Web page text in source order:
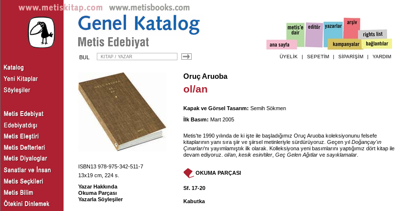
BUL ÜYELİK | SEPETİM | SİPARİŞİM | YARDIM
ISBN13 978-975-342-511-7
13x19 cm, 224 s.
Yazar Hakkında
Okuma Parçası
Yazarla Söyleşiler
Oruç Aruoba
ol/an
Kapak ve Görsel Tasarım: Semih Sökmen
İlk Basım: Mart 2005
Metis'te 1990 yılında de ki işte ile başladığımız Oruç Aruoba koleksiyonunu felsefe
kitaplarının yanı sıra şiir ve şiirsel metinleriyle sürdürüyoruz. Geçen yıl Doğançay'ın
Çınarları'nı yayımlamıştık ilk olarak. Kolleksiyona yeni basımlarını yaptığımız dört kitap ile
devam ediyoruz. ol/an kesik esin/tiler Geç Gelen Ağıtlar ve sayıklamalar
OKUMA PARÇASI
Sf. 17-20
Kabutka